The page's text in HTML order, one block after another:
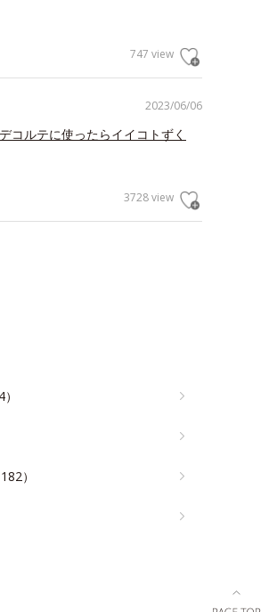
747 view
2023/06/06
コルテに使ったらイイコトずく
3728 view
）